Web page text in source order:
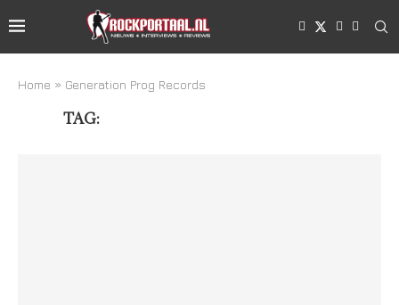
Home » Generation Prog Records
TAG: